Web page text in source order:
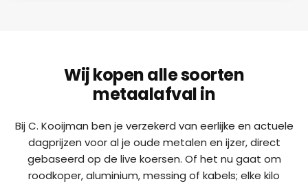
Wij kopen alle soorten
metaalafval in
Bij C. Kooijman ben je verzekerd van eerlijke en actuele
dagprijzen voor al je oude metalen en ijzer, direct
gebaseerd op de live koersen. Of het nu gaat om
roodkoper, aluminium, messing of kabels; elke kilo